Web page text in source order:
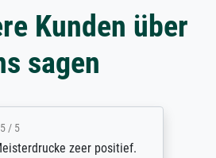
Kunden über
sagen
/ 5
zeer positief.